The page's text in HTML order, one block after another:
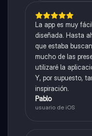
La app es muy
diseñada. Hasta
que estaba
mucho de las
utilizaré la
Y, por supuesto,
inspiración.
Pablo
usuario de iOS